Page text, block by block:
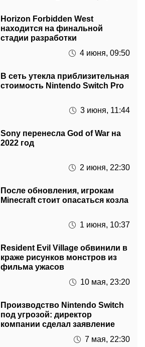
Horizon Forbidden West
находится на финальной
стадии разработки
4 июня, 09:50
В сеть утекла приблизительная
стоимость Nintendo Switch Pro
3 июня, 11:44
Sony перенесла God of War на
2022 год
2 июня, 22:30
После обновления, игрокам
Minecraft стоит опасаться козла
1 июня, 10:37
Resident Evil Village обвинили в
краже рисунков монстров из
фильма ужасов
10 мая, 23:20
Производство Nintendo Switch
под угрозой: директор
компании сделал заявление
7 мая, 22:30